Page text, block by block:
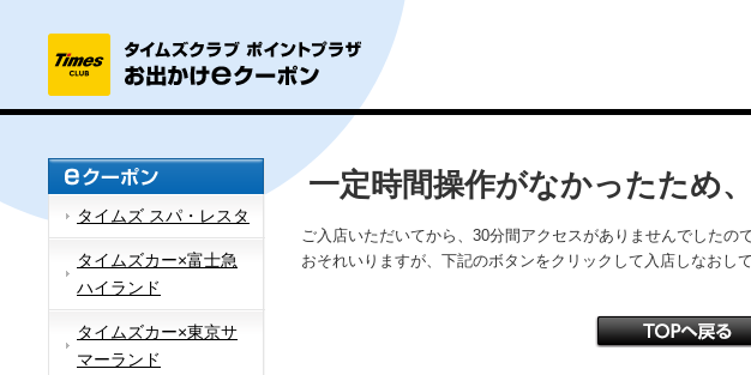
タイムズ スパ・レスタ
タイムズカー×富士急
ハイランド
タイムズカー×東京サ
マーランド
一定時間操作がなかったため
ご入店いただいてから、30分間アクセスがありませんでしたの
おそれいりますが、下記のボタンをクリックして入店しなおして